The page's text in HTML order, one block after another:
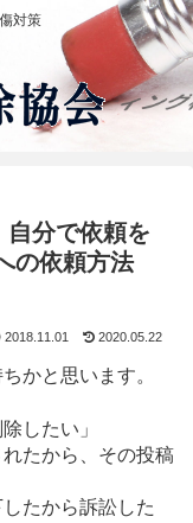
対策
分で依頼を
の依頼方法
2018.11.01 2020.05.22
かと思います。
したい」
れたから、その投稿
たから訴訟した